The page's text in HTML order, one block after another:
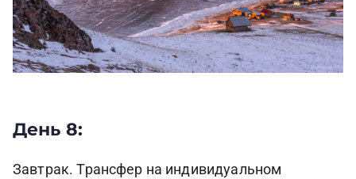
День 8:
Завтрак. Трансфер на индивидуальном